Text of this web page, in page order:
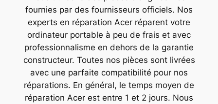
fournies par des fournisseurs officiels. Nos
experts en réparation Acer réparent votre
ordinateur portable à peu de frais et avec
professionnalisme en dehors de la garantie
constructeur. Toutes nos pièces sont livrées
avec une parfaite compatibilité pour nos
réparations. En général, le temps moyen de
réparation Acer est entre 1 et 2 jours. Nous